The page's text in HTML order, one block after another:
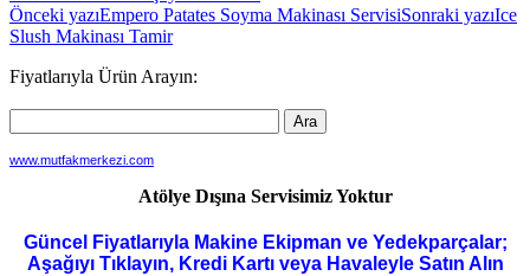
Yazı
dolaşımı
Önceki yazıEmpero Patates Soyma Makinası ServisiSonraki yazıIce
Slush Makinası Tamir
Fiyatlarıyla Ürün Arayın:
www.mutfakmerkezi.com
Atölye Dışına Servisimiz Yoktur
Güncel Fiyatlarıyla Makine Ekipman ve Yedekparçalar;
Aşağıyı Tıklayın, Kredi Kartı veya Havaleyle Satın Alın